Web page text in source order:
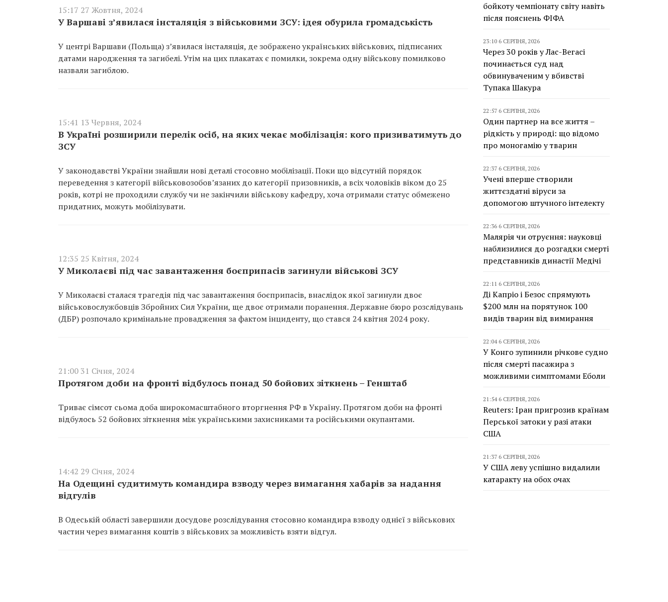
15:17 27 Жовтня, 2024
У Варшаві з’явилася інсталяція з військовими ЗСУ: ідея обурила громадськість
У центрі Варшави (Польща) з’явилася інсталяція, де зображено українських військових, підписаних
датами народження та загибелі. Утім на цих плакатах є помилки, зокрема одну військову помилково
назвали загиблою.
15:41 13 Червня, 2024
В Україні розширили перелік осіб, на яких чекає мобілізація: кого призиватимуть до
ЗСУ
У законодавстві України знайшли нові деталі стосовно мобілізації. Поки що відсутній порядок
переведення з категорії військовозобов’язаних до категорії призовників, а всіх чоловіків віком до 25
років, котрі не проходили службу чи не закінчили військову кафедру, хоча отримали статус обмежено
придатних, можуть мобілізувати.
12:35 25 Квітня, 2024
У Миколаєві під час завантаження боєприпасів загинули військові ЗСУ
У Миколаєві сталася трагедія під час завантаження боєприпасів, внаслідок якої загинули двоє
військовослужбовців Збройних Сил України, ще двоє отримали поранення. Державне бюро розслідувань
(ДБР) розпочало кримінальне провадження за фактом інциденту, що стався 24 квітня 2024 року.
21:00 31 Січня, 2024
Протягом доби на фронті відбулось понад 50 бойових зіткнень – Генштаб
Триває сімсот сьома доба широкомасштабного вторгнення РФ в Україну. Протягом доби на фронті
відбулось 52 бойових зіткнення між українськими захисниками та російськими окупантами.
14:42 29 Січня, 2024
На Одещині судитимуть командира взводу через вимагання хабарів за надання
відгулів
В Одеській області завершили досудове розслідування стосовно командира взводу однієї з військових
частин через вимагання коштів з військових за можливість взяти відгул.
бойкоту чемпіонату світу навіть
після пояснень ФІФА
23:10 6 СЕРПНЯ, 2026
Через 30 років у Лас-Вегасі
починається суд над
обвинуваченим у вбивстві
Тупака Шакура
22:57 6 СЕРПНЯ, 2026
Один партнер на все життя –
рідкість у природі: що відомо
про моногамію у тварин
22:37 6 СЕРПНЯ, 2026
Учені вперше створили
життєздатні віруси за
допомогою штучного інтелекту
22:36 6 СЕРПНЯ, 2026
Малярія чи отруєння: науковці
наблизилися до розгадки смерті
представників династії Медічі
22:11 6 СЕРПНЯ, 2026
Ді Капріо і Безос спрямують
$200 млн на порятунок 100
видів тварин від вимирання
22:04 6 СЕРПНЯ, 2026
У Конго зупинили річкове судно
після смерті пасажира з
можливими симптомами Еболи
21:54 6 СЕРПНЯ, 2026
Reuters: Іран пригрозив країнам
Перської затоки у разі атаки
США
21:37 6 СЕРПНЯ, 2026
У США леву успішно видалили
катаракту на обох очах